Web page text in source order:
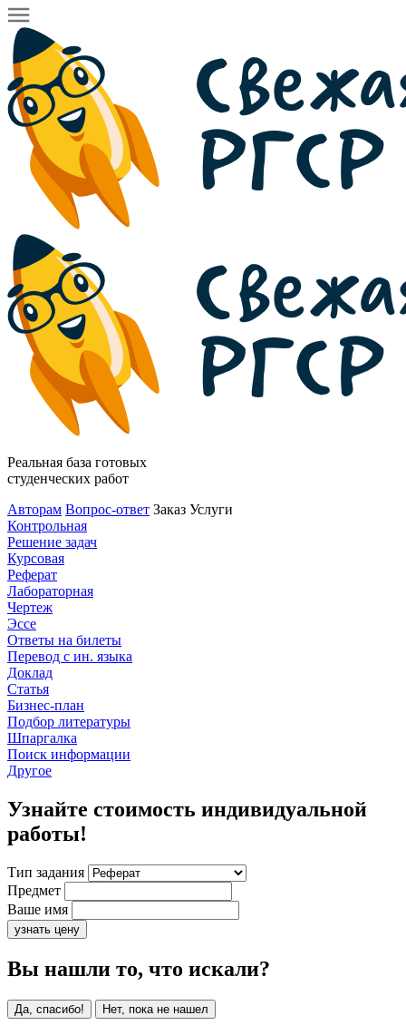
Реальная база готовых
студенческих работ
Авторам Вопрос-ответ Заказ Услуги
Контрольная
Решение задач
Курсовая
Реферат
Лабораторная
Чертеж
Эссе
Ответы на билеты
Перевод с ин. языка
Доклад
Статья
Бизнес-план
Подбор литературы
Шпаргалка
Поиск информации
Другое
Узнайте стоимость индивидуальной
работы!
Тип задания
Предмет
Ваше имя
узнать цену
Вы нашли то, что искали?
Да, спасибо! Нет, пока не нашел